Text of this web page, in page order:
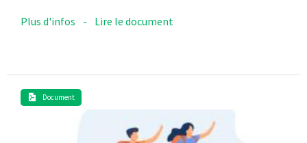
Plus d'infos - Lire le document
Document